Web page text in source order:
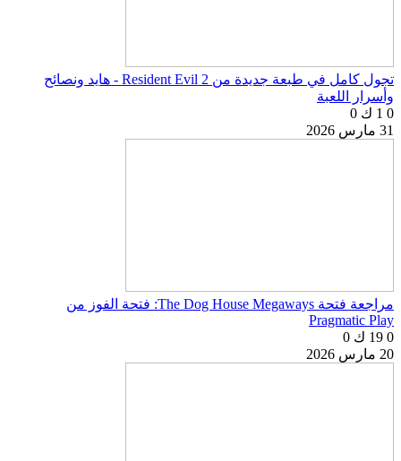
تجول كامل في طبعة جديدة من Resident Evil 2 - هايد ونصائح
وأسرار اللعبة
0 1 ك
0
31 مارس 2026
مراجعة فتحة The Dog House Megaways: فتحة الفوز من
Pragmatic Play
0 19 ك
0
20 مارس 2026